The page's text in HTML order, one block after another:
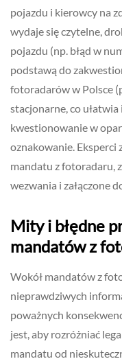
pojazdu i kierowcy na
wydaje się czytelne,
pojazdu (np. błąd w
podstawą do
fotoradarów w Polsce
stacjonarne, co
kwestionowanie w
oznakowanie. Eksperci
mandatu z fotoradaru,
wezwania i załączone
Mity i błędne
mandatów z
Wokół mandatów z
nieprawdziwych
poważnych
jest, aby rozróżniać
mandatu od